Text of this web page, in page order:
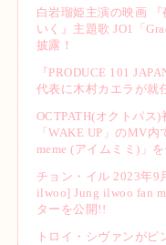
白岩瑠姫主演の映画
いく』主題歌 JO1「
披露！
『PRODUCE 101
代表に木村カエラが就
OCTPATH(オクトパス
「WAKE UP」のMV
meme (アイムミミ)」を
チョン・イル 2023年9
ilwoo] Jung ilwoo fan
ターを公開!!
トロイ・シヴァンが